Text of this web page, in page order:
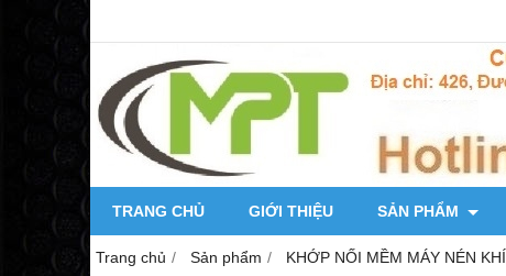
TRANG CHỦ GIỚI THIỆU SẢN PHẨM
Trang chủ Sản phẩm KHỚP NỐI MỀM MÁY NÉN KHÍ